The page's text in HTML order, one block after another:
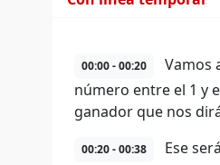
00:00 - 00:20
Vamos
número entre el 1 y
ganador que nos
00:20 - 00:38
Ese